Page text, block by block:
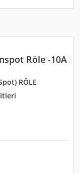
Röle -10A
RÖLE